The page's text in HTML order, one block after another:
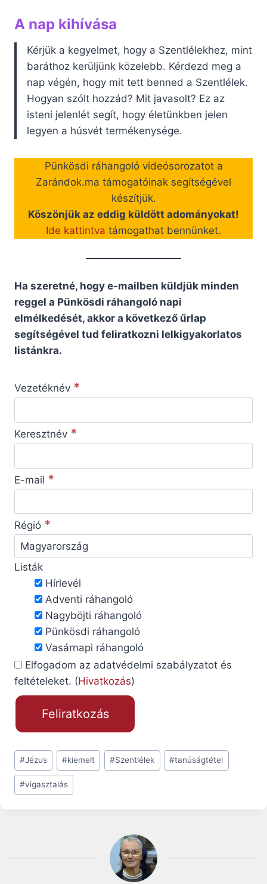
A nap kihívása
Kérjük a kegyelmet, hogy a Szentlélekhez, mint
baráthoz kerüljünk közelebb. Kérdezd meg a
nap végén, hogy mit tett benned a Szentlélek.
Hogyan szólt hozzád? Mit javasolt? Ez az
isteni jelenlét segít, hogy életünkben jelen
legyen a húsvét termékenysége.
Pünkösdi ráhangoló videósorozatot a
Zarándok.ma támogatóinak segítségével
készítjük.
Köszönjük az eddig küldött adományokat!
Ide kattintva támogathat bennünket.
Ha szeretné, hogy e-mailben küldjük minden
reggel a Pünkösdi ráhangoló napi
elmélkedését, akkor a következő űrlap
segítségével tud feliratkozni lelkigyakorlatos
listánkra.
Vezetéknév *
Keresztnév *
E-mail *
Régió *
Listák
Hírlevél
Adventi ráhangoló
Nagyböjti ráhangoló
Pünkösdi ráhangoló
Vasárnapi ráhangoló
Elfogadom az adatvédelmi szabályzatot és
feltételeket. (Hivatkozás)
Post
Tags:
#Jézus #kiemelt #Szentlélek #tanúságtétel
#vigasztalás